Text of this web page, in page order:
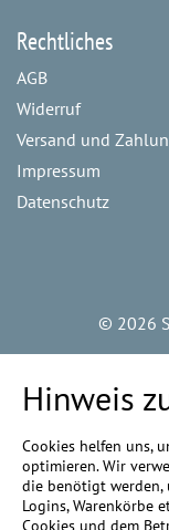
Rechtliches
AGB
Widerruf
Versand und
Impressum
Datenschutz
© 2026
Hinweis
Cookies helfen uns,
optimieren. Wir
die benötigt werden,
Logins, Warenkörbe
Cookies und dem